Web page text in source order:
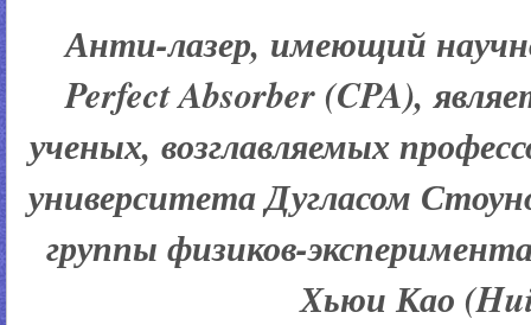
Анти-лазер, имеющий
Perfect Absorber (CPA),
ученых, возглавляемых
университета Дугласом
группы физиков-
Хьюи Као